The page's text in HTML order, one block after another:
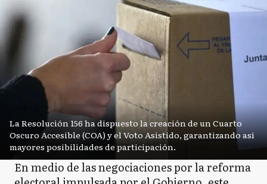
La Resolución 156 ha dispuesto la creación de un Cuarto
Oscuro Accesible (COA) y el Voto Asistido, garantizando así
mayores posibilidades de participación.
En medio de las negociaciones por la reforma